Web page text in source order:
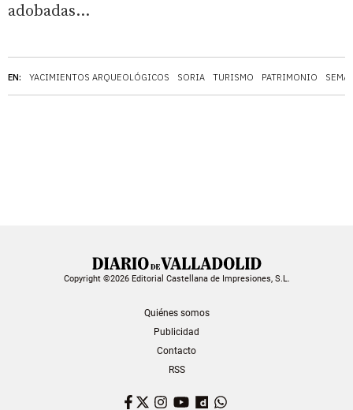
EN: YACIMIENTOS ARQUEOLÓGICOS SORIA TURISMO PATRIMONIO
adobadas...
Copyright ©2026 Editorial Castellana de Impresiones, S.L.
Quiénes somos
Publicidad
Contacto
RSS
Facebook
TwitterInstagram
YouTubeDailymotion